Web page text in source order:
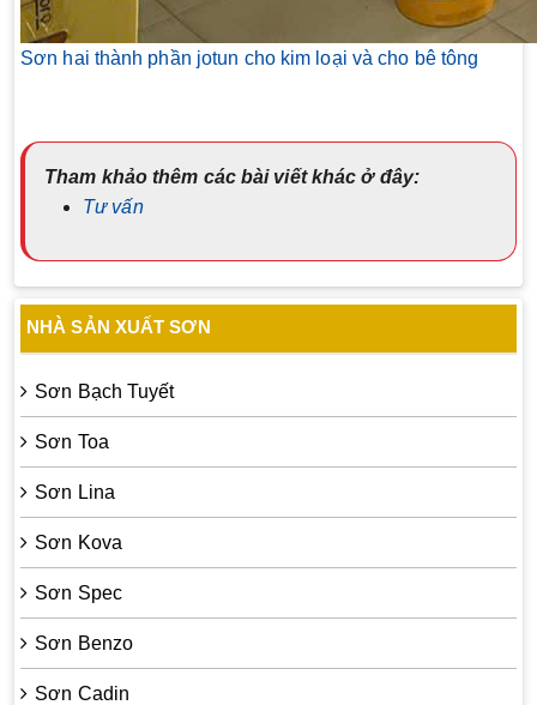
Sơn hai thành phần jotun cho kim loại và cho bê tông
Tham khảo thêm các bài viết khác ở đây:
Tư vấn
NHÀ SẢN XUẤT SƠN
Sơn Bạch Tuyết
Sơn Toa
Sơn Lina
Sơn Kova
Sơn Spec
Sơn Benzo
Sơn Cadin